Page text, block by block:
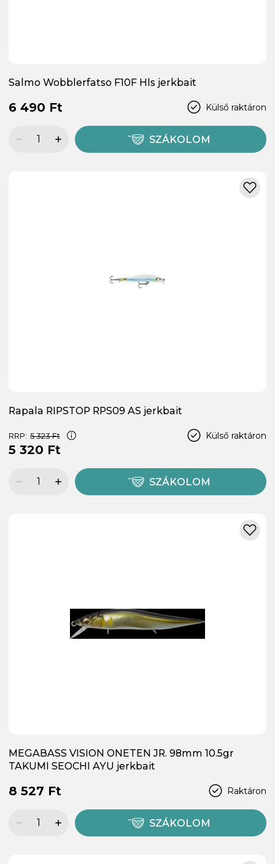
Salmo Wobblerfatso F10F Hls jerkbait
Külső raktáron
6 490 Ft
SZÁKOLOM
Rapala RIPSTOP RPS09 AS jerkbait
Külső raktáron
RRP: 5 323 Ft
5 320 Ft
SZÁKOLOM
MEGABASS VISION ONETEN JR. 98mm 10.5gr
TAKUMI SEOCHI AYU jerkbait
Raktáron
8 527 Ft
SZÁKOLOM